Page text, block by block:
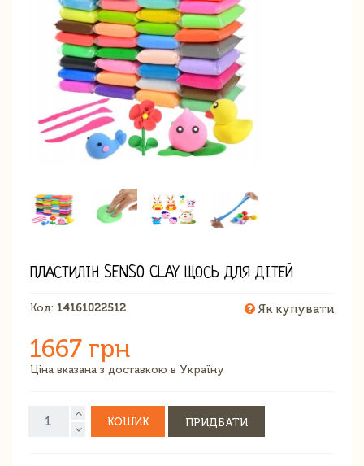
ПЛАСТИЛІН SENSO CLAY ЩОСЬ ДЛЯ ДІТЕЙ
Код: 14161022512 Як купувати
1667 грн
Ціна вказана з доставкою в Україну
КОШИК ПРИДБАТИ